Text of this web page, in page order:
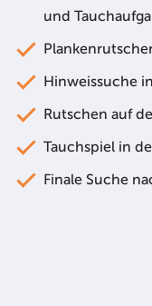
und
Hinweissuche
Rutschen auf
Tauchspiel in
Finale Suche